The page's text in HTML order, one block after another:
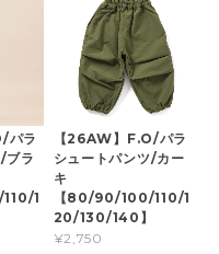
パラ
ブラ
1
【26AW】F.O/パラ
シュートパンツ/カー
キ
【80/90/100/110/1
20/130/140】
¥2,750